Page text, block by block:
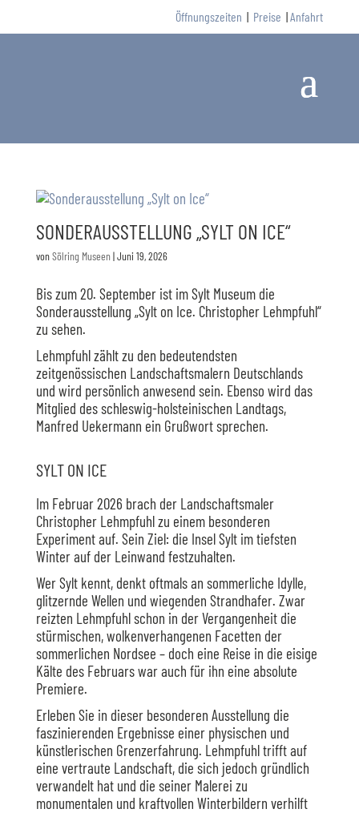
Öffnungszeiten | Preise |Anfahrt
SONDERAUSSTELLUNG „SYLT ON ICE“
vonSölring Museen|Juni 19, 2026
Bis zum 20. September ist im Sylt Museum die
Sonderausstellung „Sylt on Ice. Christopher Lehmpfuhl“
zu sehen.
Lehmpfuhl zählt zu den bedeutendsten
zeitgenössischen Landschaftsmalern Deutschlands
und wird persönlich anwesend sein. Ebenso wird das
Mitglied des schleswig-holsteinischen Landtags,
Manfred Uekermann ein Grußwort sprechen.
SYLT ON ICE
Im Februar 2026 brach der Landschaftsmaler
Christopher Lehmpfuhl zu einem besonderen
Experiment auf. Sein Ziel: die Insel Sylt im tiefsten
Winter auf der Leinwand festzuhalten.
Wer Sylt kennt, denkt oftmals an sommerliche Idylle,
glitzernde Wellen und wiegenden Strandhafer. Zwar
reizten Lehmpfuhl schon in der Vergangenheit die
stürmischen, wolkenverhangenen Facetten der
sommerlichen Nordsee – doch eine Reise in die eisige
Kälte des Februars war auch für ihn eine absolute
Premiere.
Erleben Sie in dieser besonderen Ausstellung die
faszinierenden Ergebnisse einer physischen und
künstlerischen Grenzerfahrung. Lehmpfuhl trifft auf
eine vertraute Landschaft, die sich jedoch gründlich
verwandelt hat und die seiner Malerei zu
monumentalen und kraftvollen Winterbildern verhilft